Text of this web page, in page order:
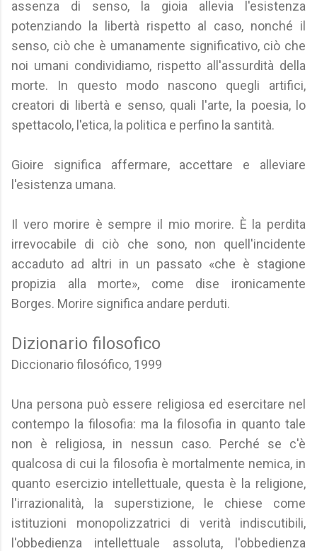
assenza di senso, la gioia allevia l'esistenza
potenziando la libertà rispetto al caso, nonché il
senso, ciò che è umanamente significativo, ciò che
noi umani condividiamo, rispetto all'assurdità della
morte. In questo modo nascono quegli artifici,
creatori di libertà e senso, quali l'arte, la poesia, lo
spettacolo, l'etica, la politica e perfino la santità.
Gioire significa affermare, accettare e alleviare
l'esistenza umana.
Il vero morire è sempre il mio morire. È la perdita
irrevocabile di ciò che sono, non quell'incidente
accaduto ad altri in un passato «che è stagione
propizia alla morte», come dise ironicamente
Borges. Morire significa andare perduti.
Dizionario filosofico
Diccionario filosófico, 1999
Una persona può essere religiosa ed esercitare nel
contempo la filosofia: ma la filosofia in quanto tale
non è religiosa, in nessun caso. Perché se c'è
qualcosa di cui la filosofia è mortalmente nemica, in
quanto esercizio intellettuale, questa è la religione,
l'irrazionalità, la superstizione, le chiese come
istituzioni monopolizzatrici di verità indiscutibili,
l'obbedienza intellettuale assoluta, l'obbedienza